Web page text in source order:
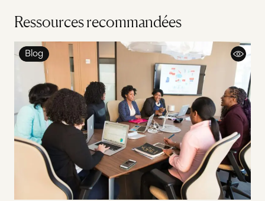
Ressources recommandées
Blog